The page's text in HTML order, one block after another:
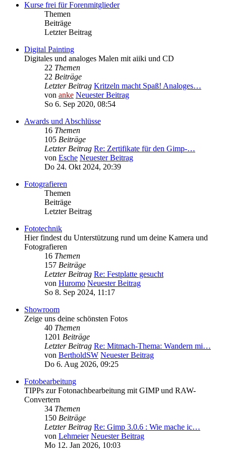
Kurse frei für Forenmitglieder
Themen
Beiträge
Letzter Beitrag
Digital Painting
Digitales und analoges Malen mit aiiki und CD
22 Themen
22 Beiträge
Letzter Beitrag Kritzeln macht Spaß! Analoges…
von anke Neuester Beitrag
So 6. Sep 2020, 08:54
Awards und Abschlüsse
16 Themen
105 Beiträge
Letzter Beitrag Re: Zertifikate für den Gimp-…
von Esche Neuester Beitrag
Do 24. Okt 2024, 20:39
Fotografieren
Themen
Beiträge
Letzter Beitrag
Fototechnik
Hier findest du Unterstützung rund um deine Kamera und
Fotografieren
16 Themen
157 Beiträge
Letzter Beitrag Re: Festplatte gesucht
von Huromo Neuester Beitrag
So 8. Sep 2024, 11:17
Showroom
Zeige uns deine schönsten Fotos
40 Themen
1201 Beiträge
Letzter Beitrag Re: Mitmach-Thema: Wandern mi…
von BertholdSW Neuester Beitrag
Do 6. Aug 2026, 09:25
Fotobearbeitung
TIPPs zur Fotonachbearbeitung mit GIMP und RAW-
Convertern
34 Themen
150 Beiträge
Letzter Beitrag Re: Gimp 3.0.6 : Wie mache ic…
von Lehmeier Neuester Beitrag
Mo 12. Jan 2026, 10:03